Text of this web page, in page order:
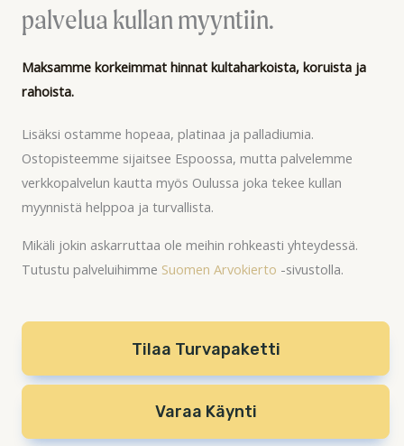
palvelua kullan myyntiin.
Maksamme korkeimmat hinnat kultaharkoista, koruista ja
rahoista.
Lisäksi ostamme hopeaa, platinaa ja palladiumia.
Ostopisteemme sijaitsee Espoossa, mutta palvelemme
verkkopalvelun kautta myös Oulussa joka tekee kullan
myynnistä helppoa ja turvallista.
Mikäli jokin askarruttaa ole meihin rohkeasti yhteydessä.
Tutustu palveluihimme Suomen Arvokierto -sivustolla.
Tilaa Turvapaketti
Varaa Käynti